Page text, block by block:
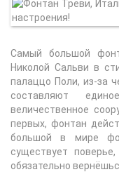
Самый большой
Николой Сальви в
палаццо Поли, из-за
составляют
величественное
первых, фонтан
большой в мире
существует
обязательно